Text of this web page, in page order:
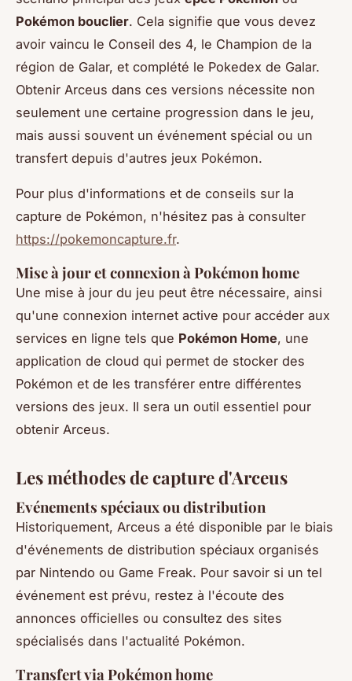
Pokémon bouclier. Cela signifie que vous devez
avoir vaincu le Conseil des 4, le Champion de la
région de Galar, et complété le Pokedex de Galar.
Obtenir Arceus dans ces versions nécessite non
seulement une certaine progression dans le jeu,
mais aussi souvent un événement spécial ou un
transfert depuis d'autres jeux Pokémon.
Pour plus d'informations et de conseils sur la
capture de Pokémon, n'hésitez pas à consulter
https://pokemoncapture.fr.
Mise à jour et connexion à Pokémon home
Une mise à jour du jeu peut être nécessaire, ainsi
qu'une connexion internet active pour accéder aux
services en ligne tels que Pokémon Home, une
application de cloud qui permet de stocker des
Pokémon et de les transférer entre différentes
versions des jeux. Il sera un outil essentiel pour
obtenir Arceus.
Les méthodes de capture d'Arceus
Evénements spéciaux ou distribution
Historiquement, Arceus a été disponible par le biais
d'événements de distribution spéciaux organisés
par Nintendo ou Game Freak. Pour savoir si un tel
événement est prévu, restez à l'écoute des
annonces officielles ou consultez des sites
spécialisés dans l'actualité Pokémon.
Transfert via Pokémon home